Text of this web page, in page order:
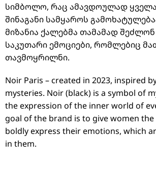
სიმბოლო, რაც ამავდოულად
შინაგანი სამყაროს
მიზანია ქალებმა თამამად
საკუთარი ემოციები, რომლებიც
თავმოყრილნი.
Noir Paris – created in 2023, inspired
mysteries. Noir (black) is a symbol of
the expression of the inner world of
goal of the brand is to give women
boldly express their emotions, which
in them.